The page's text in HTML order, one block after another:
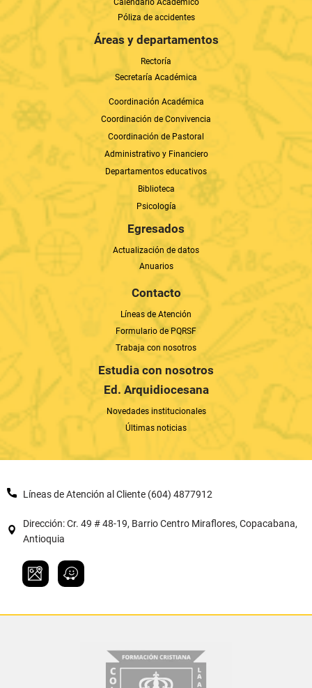
Calendario Académico
Póliza de accidentes
Áreas y departamentos
Rectoría
Secretaría Académica
Coordinación Académica
Coordinación de Convivencia
Coordinación de Pastoral
Administrativo y Financiero
Departamentos educativos
Biblioteca
Psicología
Egresados
Actualización de datos
Anuarios
Contacto
Líneas de Atención
Formulario de PQRSF
Trabaja con nosotros
Estudia con nosotros
Ed. Arquidiocesana
Novedades institucionales
Últimas noticias
Líneas de Atención al Cliente (604) 4877912
Dirección: Cr. 49 # 48-19, Barrio Centro Miraflores, Copacabana,
Antioquia